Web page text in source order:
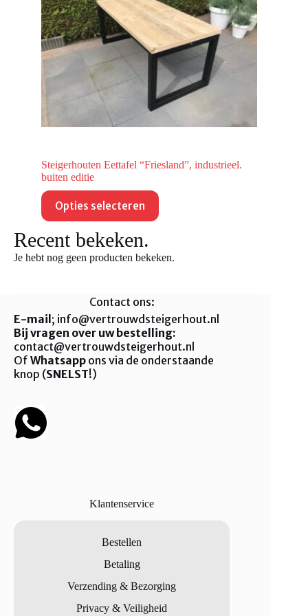
op
de
productpagina
Steigerhouten Eettafel “Friesland”, industrieel.
buiten editie
Opties selecteren
Dit
product
heeft
meerdere
variaties.
Deze
op
de
productpagina
Recent bekeken.
Je hebt nog geen producten bekeken.
Contact ons:
E-mail; info@vertrouwdsteigerhout.nl
Bij vragen over uw bestelling:
contact@vertrouwdsteigerhout.nl
Of Whatsapp ons via de onderstaande
knop (SNELST!)
Klantenservice
Bestellen
Betaling
Verzending & Bezorging
Privacy & Veiligheid